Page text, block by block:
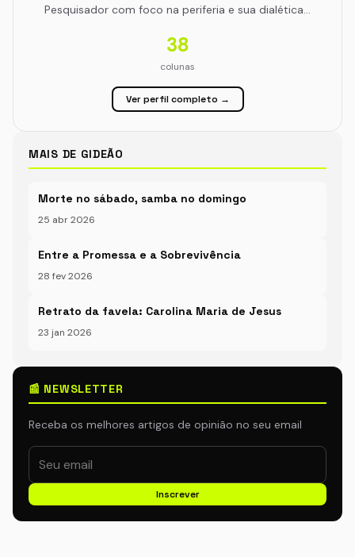
Pesquisador com foco na periferia e sua dialética…
38
colunas
Ver perfil completo →
MAIS DE GIDEÃO
Morte no sábado, samba no domingo
25 abr 2026
Entre a Promessa e a Sobrevivência
28 fev 2026
Retrato da favela: Carolina Maria de Jesus
23 jan 2026
📰 NEWSLETTER
Receba os melhores artigos de opinião no seu email
Inscrever